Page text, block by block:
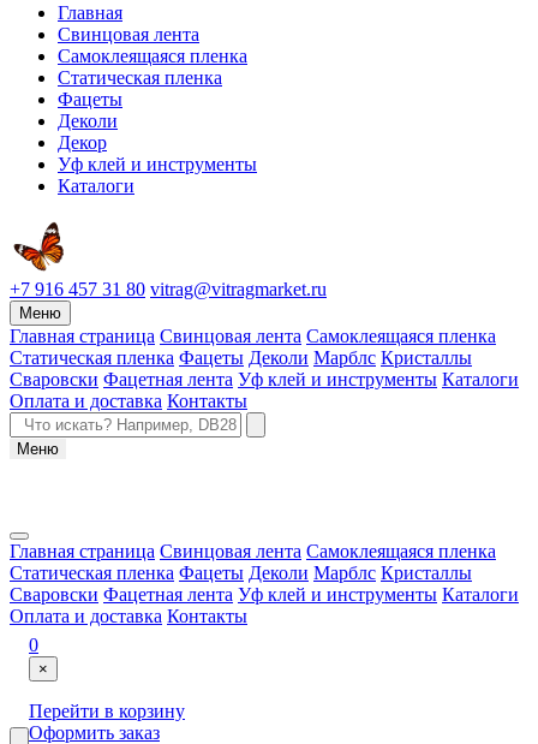
Главная
Свинцовая лента
Самоклеящаяся пленка
Статическая пленка
Фацеты
Деколи
Декор
Уф клей и инструменты
Каталоги
+7 916 457 31 80 vitrag@vitragmarket.ru
Меню
Главная страница Свинцовая лента Самоклеящаяся пленка
Статическая пленка Фацеты Деколи Марблс Кристаллы
Сваровски Фацетная лента Уф клей и инструменты Каталоги
Оплата и доставка Контакты
Меню
Главная страница Свинцовая лента Самоклеящаяся пленка
Статическая пленка Фацеты Деколи Марблс Кристаллы
Сваровски Фацетная лента Уф клей и инструменты Каталоги
Оплата и доставка Контакты
0
×
Перейти в корзину
Оформить заказ